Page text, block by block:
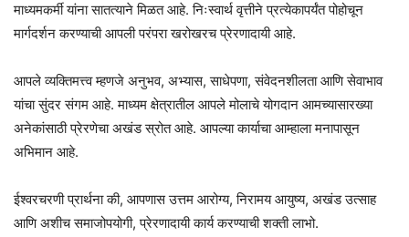
माध्यमकर्मी यांना सातत्याने मिळत आहे. निःस्वार्थ वृत्तीने प्रत्येकापर्यंत पोहोचून
मार्गदर्शन करण्याची आपली परंपरा खरोखरच प्रेरणादायी आहे.
आपले व्यक्तिमत्त्व म्हणजे अनुभव, अभ्यास, साधेपणा, संवेदनशीलता आणि सेवाभाव
यांचा सुंदर संगम आहे. माध्यम क्षेत्रातील आपले मोलाचे योगदान आमच्यासारख्या
अनेकांसाठी प्रेरणेचा अखंड स्रोत आहे. आपल्या कार्याचा आम्हाला मनापासून
अभिमान आहे.
ईश्वरचरणी प्रार्थना की, आपणास उत्तम आरोग्य, निरामय आयुष्य, अखंड उत्साह
आणि अशीच समाजोपयोगी, प्रेरणादायी कार्य करण्याची शक्ती लाभो.